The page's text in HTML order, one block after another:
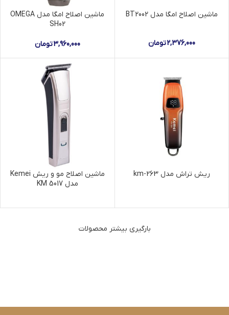
ماشین اصلاح امگا مدل BT2002
2,376,000تومان
ماشین اصلاح امگا مدل OMEGA
SH02
3,960,000تومان
ریش تراش مدل km-263
ماشین اصلاح مو و ریش Kemei
مدل KM 5017
بارگیری بیشتر محصولات